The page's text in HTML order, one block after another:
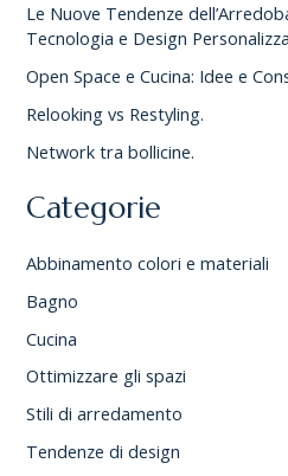
Le Nuove Tendenze
Tecnologia e Design
Open Space e Cucina: Idee e
Relooking vs Restyling.
Network tra bollicine.
Categorie
Abbinamento colori e materiali
Bagno
Cucina
Ottimizzare gli spazi
Stili di arredamento
Tendenze di design